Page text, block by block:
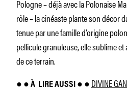
Pologne – déjà avec la Polonaise
rôle – la cinéaste plante son décor
tenue par une famille d’origine
pellicule granuleuse, elle sublime
de ce terrain.
● ● À LIRE AUSSI ● ● DIVINE